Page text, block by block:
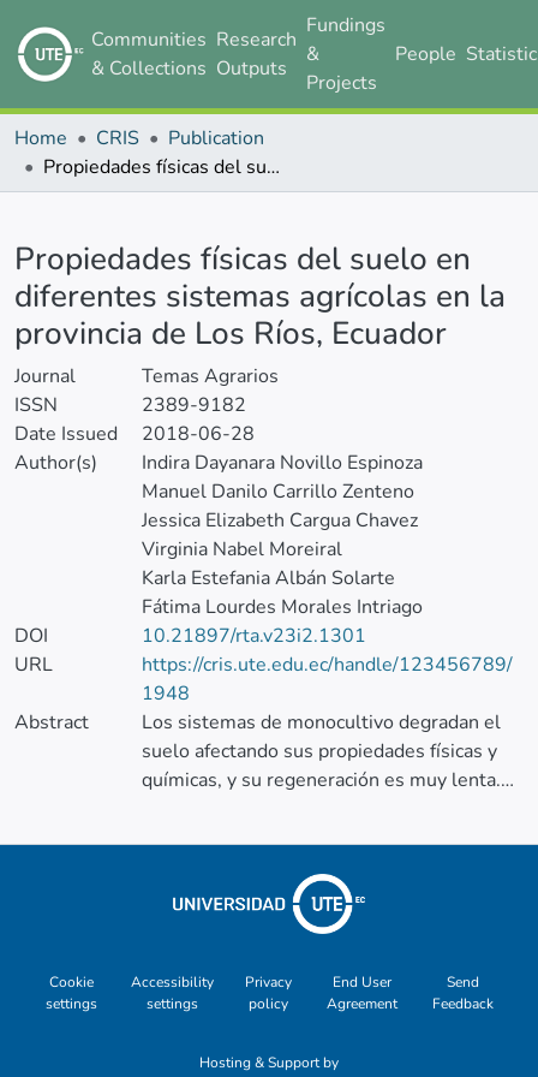
Communities
& Collections
Research
Outputs
Fundings
&
Projects
People
Home CRIS
Publication
Propiedades físicas del suelo en diferentes sistemas agrícolas en la provincia de Los Ríos, Ecuador
Propiedades físicas del suelo en
diferentes sistemas agrícolas en la
provincia de Los Ríos, Ecuador
Journal
Temas Agrarios
ISSN
2389-9182
Date Issued
2018-06-28
Author(s)
Indira Dayanara Novillo Espinoza
Manuel Danilo Carrillo Zenteno
Jessica Elizabeth Cargua Chavez
Virginia Nabel Moreiral
Karla Estefania Albán Solarte
Fátima Lourdes Morales Intriago
DOI
10.21897/rta.v23i2.1301
URL
https://cris.ute.edu.ec/handle/123456789/
1948
Abstract
Los sistemas de monocultivo degradan el
suelo afectando sus propiedades físicas y
químicas, y su regeneración es muy lenta.
las propiedades físicas del suelo de la
por efecto del uso, se empleó un diseño de
bloques completos al azar con tres
nativo y monocultivos de maíz (30 años),
cacao (50 años), pasto (4 años) y palma
profundidades cada 0,10 m hasta los 0,6 m.
Cookie
settings
Accessibility
settings
Privacy
policy
End User
Agreement
Send
Feedback
Hosting & Support by